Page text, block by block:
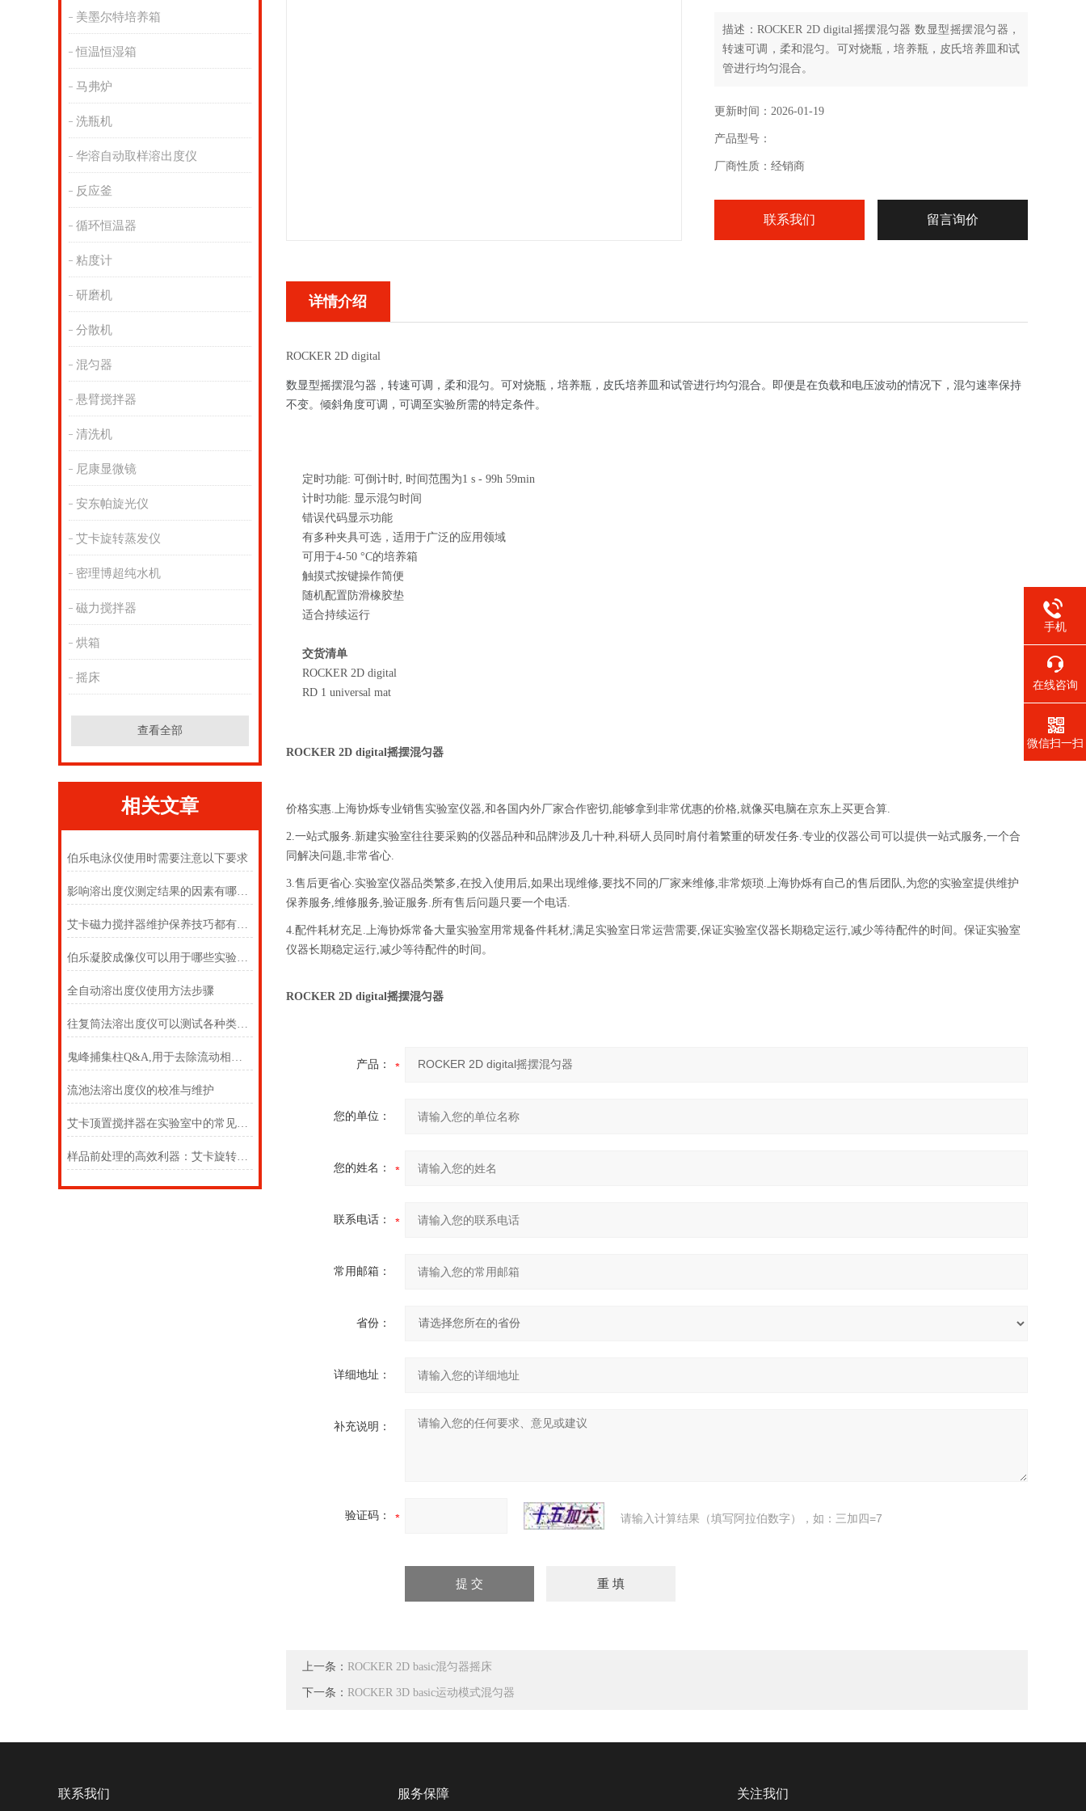
美墨尔特培养箱
恒温恒湿箱
马弗炉
洗瓶机
华溶自动取样溶出度仪
反应釜
循环恒温器
粘度计
研磨机
分散机
混匀器
悬臂搅拌器
清洗机
尼康显微镜
安东帕旋光仪
艾卡旋转蒸发仪
密理博超纯水机
磁力搅拌器
烘箱
摇床
查看全部
相关文章
伯乐电泳仪使用时需要注意以下要求
影响溶出度仪测定结果的因素有哪些？
艾卡磁力搅拌器维护保养技巧都有什么呢？
伯乐凝胶成像仪可以用于哪些实验分析情况？
全自动溶出度仪使用方法步骤
往复筒法溶出度仪可以测试各种类型的药物
鬼峰捕集柱Q&A,用于去除流动相中杂质
流池法溶出度仪的校准与维护
艾卡顶置搅拌器在实验室中的常见用途
样品前处理的高效利器：艾卡旋转蒸发仪的技术架构与应用实践
描述：ROCKER 2D digital摇摆混匀器 数显型摇摆混匀器，
转速可调，柔和混匀。可对烧瓶，培养瓶，皮氏培养皿和试
管进行均匀混合。
更新时间：2026-01-19
产品型号：
厂商性质：经销商
联系我们 留言询价
详情介绍
ROCKER 2D digital
数显型摇摆混匀器，转速可调，柔和混匀。可对烧瓶，培养瓶，皮氏培养皿和试管进行均匀混合。即便是在负载和电压波动的情况下，混匀速率保持
不变。倾斜角度可调，可调至实验所需的特定条件。
定时功能: 可倒计时, 时间范围为1 s - 99h 59min
计时功能: 显示混匀时间
错误代码显示功能
有多种夹具可选，适用于广泛的应用领域
可用于4-50 °C的培养箱
触摸式按键操作简便
随机配置防滑橡胶垫
适合持续运行
交货清单
ROCKER 2D digital
RD 1 universal mat
ROCKER 2D digital摇摆混匀器
价格实惠.上海协烁专业销售实验室仪器,和各国内外厂家合作密切,能够拿到非常优惠的价格,就像买电脑在京东上买更合算.
2.一站式服务.新建实验室往往要采购的仪器品种和品牌涉及几十种,科研人员同时肩付着繁重的研发任务.专业的仪器公司可以提供一站式服务,一个合
同解决问题,非常省心.
3.售后更省心.实验室仪器品类繁多,在投入使用后,如果出现维修,要找不同的厂家来维修,非常烦琐.上海协烁有自己的售后团队,为您的实验室提供维护
保养服务,维修服务,验证服务.所有售后问题只要一个电话.
4.配件耗材充足.上海协烁常备大量实验室用常规备件耗材,满足实验室日常运营需要,保证实验室仪器长期稳定运行,减少等待配件的时间。 保证实验室
仪器长期稳定运行,减少等待配件的时间。
ROCKER 2D digital摇摆混匀器
产品：
您的单位：
您的姓名：
联系电话：
常用邮箱：
省份：
详细地址：
补充说明：
验证码： 请输入计算结果（填写阿拉伯数字），如：三加四=7
上一条： ROCKER 2D basic混匀器摇床
下一条： ROCKER 3D basic运动模式混匀器
联系我们 服务保障 关注我们
手机
在线咨询
微信扫一扫